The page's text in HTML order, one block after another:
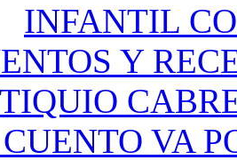
INFANTIL
Y
VA